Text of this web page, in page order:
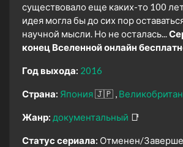
существовало еще каких-то 100
идея могла бы до сих пор
научной мысли. Но не осталась...
конец Вселенной онлайн
Год выхода: 2016
Страна: Япония🇯🇵
Жанр: документальный 📑
Статус сериала: Отменен/